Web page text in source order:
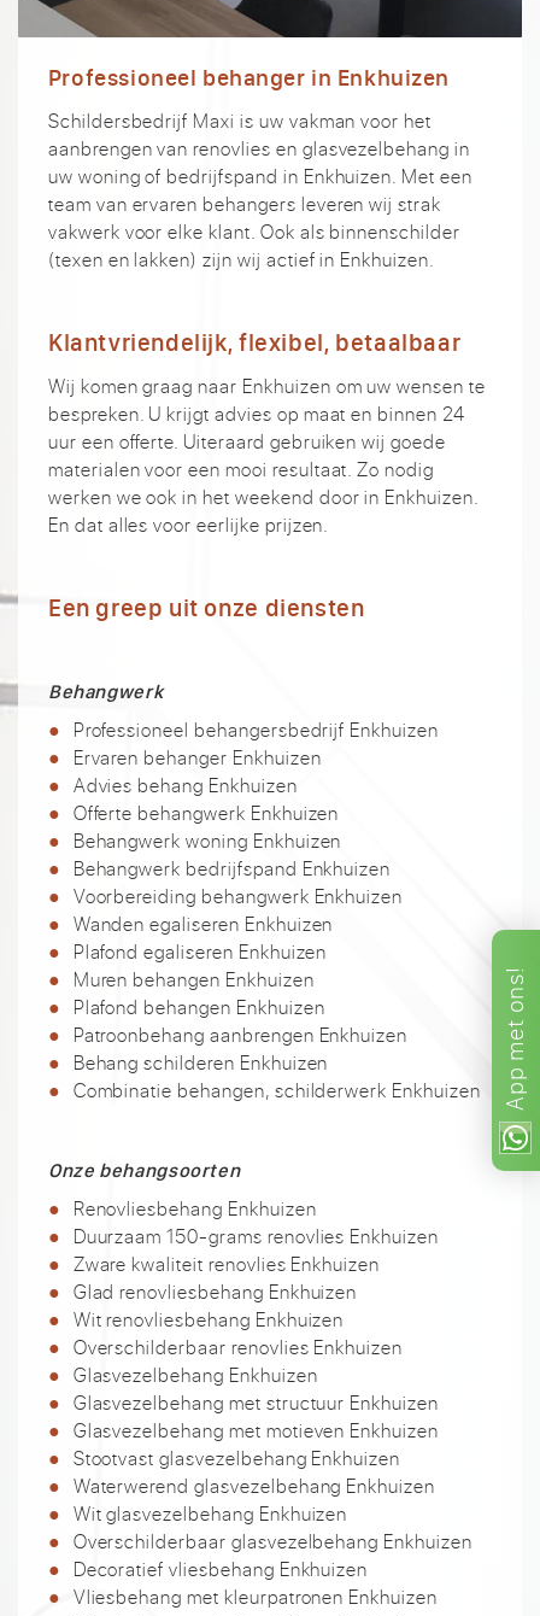
App
met
ons!
Professioneel behanger in Enkhuizen
Schildersbedrijf Maxi is uw vakman voor het
aanbrengen van renovlies en glasvezelbehang in
uw woning of bedrijfspand in Enkhuizen. Met een
team van ervaren behangers leveren wij strak
vakwerk voor elke klant. Ook als binnenschilder
(texen en lakken) zijn wij actief in Enkhuizen.
Klantvriendelijk, flexibel, betaalbaar
Wij komen graag naar Enkhuizen om uw wensen te
bespreken. U krijgt advies op maat en binnen 24
uur een offerte. Uiteraard gebruiken wij goede
materialen voor een mooi resultaat. Zo nodig
werken we ook in het weekend door in Enkhuizen.
En dat alles voor eerlijke prijzen.
Een greep uit onze diensten
Behangwerk
Professioneel behangersbedrijf Enkhuizen
Ervaren behanger Enkhuizen
Advies behang Enkhuizen
Offerte behangwerk Enkhuizen
Behangwerk woning Enkhuizen
Behangwerk bedrijfspand Enkhuizen
Voorbereiding behangwerk Enkhuizen
Wanden egaliseren Enkhuizen
Plafond egaliseren Enkhuizen
Muren behangen Enkhuizen
Plafond behangen Enkhuizen
Patroonbehang aanbrengen Enkhuizen
Behang schilderen Enkhuizen
Combinatie behangen, schilderwerk Enkhuizen
Onze behangsoorten
Renovliesbehang Enkhuizen
Duurzaam 150-grams renovlies Enkhuizen
Zware kwaliteit renovlies Enkhuizen
Glad renovliesbehang Enkhuizen
Wit renovliesbehang Enkhuizen
Overschilderbaar renovlies Enkhuizen
Glasvezelbehang Enkhuizen
Glasvezelbehang met structuur Enkhuizen
Glasvezelbehang met motieven Enkhuizen
Stootvast glasvezelbehang Enkhuizen
Waterwerend glasvezelbehang Enkhuizen
Wit glasvezelbehang Enkhuizen
Overschilderbaar glasvezelbehang Enkhuizen
Decoratief vliesbehang Enkhuizen
Vliesbehang met kleurpatronen Enkhuizen